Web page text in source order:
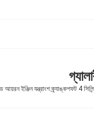
আয়রন ইঞ্জিন যন্ত্রাংশ ক্র্যাঙ্কশফট 4